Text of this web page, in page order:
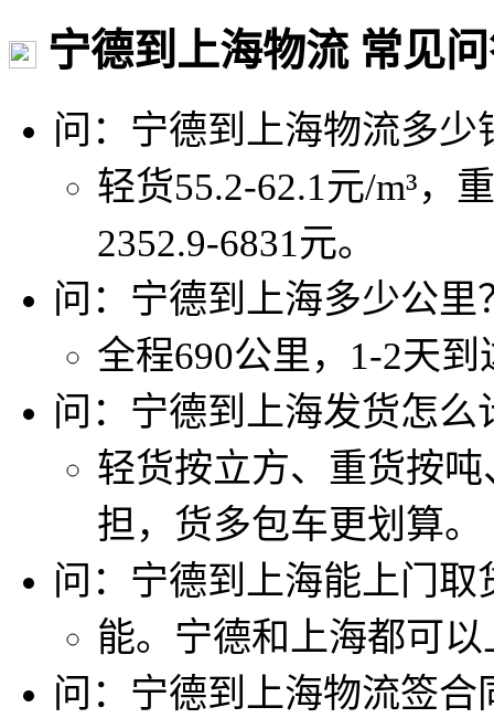
宁德到上海物流 常见
问：宁德到上海物流多少
轻货55.2-62.1元/m³，
2352.9-6831元。
问：宁德到上海多少公里
全程690公里，1-2天
问：宁德到上海发货怎么
轻货按立方、重货按
担，货多包车更划算。
问：宁德到上海能上门取
能。宁德和上海都可
问：宁德到上海物流签合